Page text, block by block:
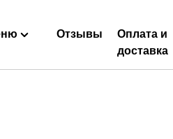
Отзывы
Оплата и
доставка